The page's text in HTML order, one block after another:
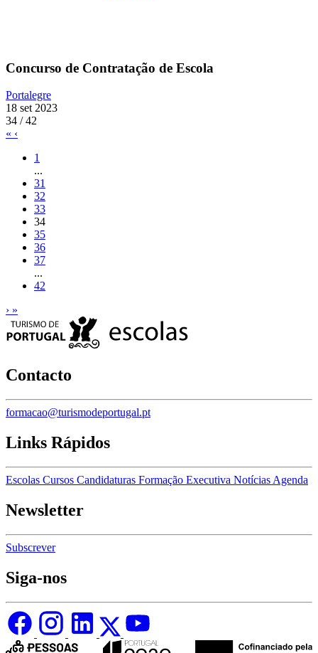
Concurso de Contratação de Escola
Portalegre
18 set 2023
34 / 42
« ‹
1
...
31
32
33
34
35
36
37
...
42
› »
Contacto
formacao@turismodeportugal.pt
Links Rápidos
Escolas Cursos Candidaturas Formação Executiva Notícias Agenda
Newsletter
Subscrever
Siga-nos